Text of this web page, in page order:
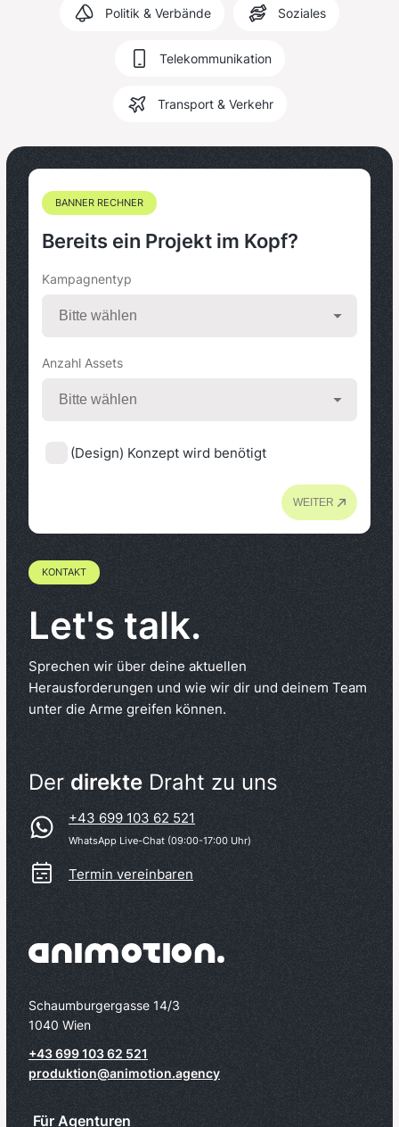
Politik & Verbände Soziales
Telekommunikation
Transport & Verkehr
BANNER RECHNER
Bereits ein Projekt im Kopf?
Kampagnentyp
Anzahl Assets
(Design) Konzept wird benötigt
WEITER
KONTAKT
Let's talk.
Sprechen wir über deine aktuellen
Herausforderungen und wie wir dir und deinem Team
unter die Arme greifen können.
Der direkte Draht zu uns
+43 699 103 62 521
WhatsApp Live-Chat (09:00-17:00 Uhr)
Termin vereinbaren
Schaumburgergasse 14/3
1040 Wien
+43 699 103 62 521
produktion@animotion.agency
Für Agenturen